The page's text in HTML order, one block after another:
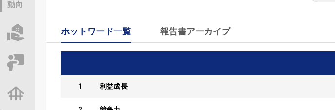
動向
物件情報サーチ
ホットワード一覧 報告書アーカイブ
1 利益成長